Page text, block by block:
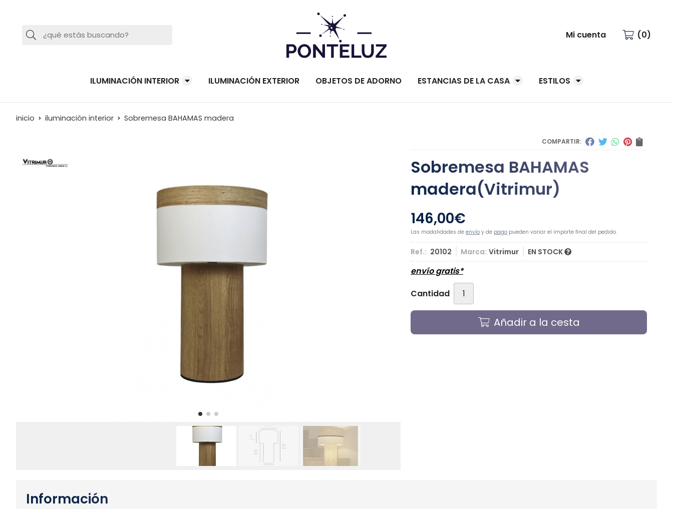
Buscar Mi cuenta 0
ILUMINACIÓN INTERIOR ILUMINACIÓN EXTERIOR OBJETOS DE ADORNO ESTANCIAS DE LA CASA ESTILOS
inicio iluminación interior Sobremesa BAHAMAS madera
COMPARTIR:
Sobremesa BAHAMAS
madera(Vitrimur)
146,00€
Las modalidades de envío y de pago pueden variar el importe final del pedido.
Ref.: 20102 Marca: Vitrimur EN STOCK
envío gratis*
Cantidad
Añadir a la cesta
Información